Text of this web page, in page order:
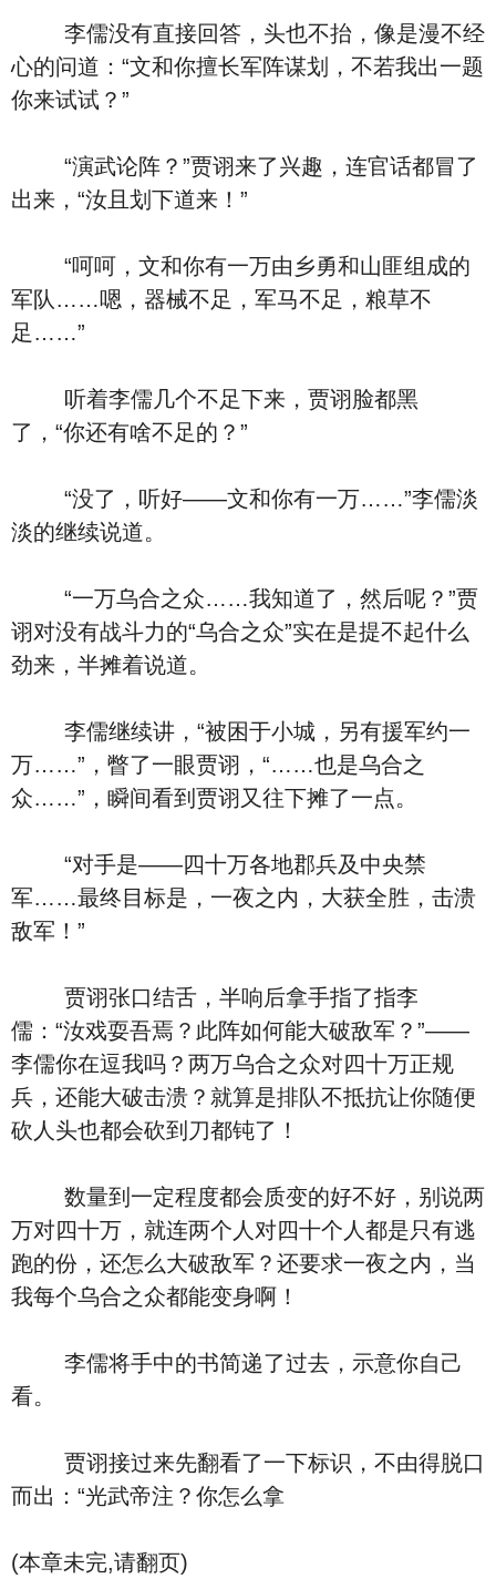
李儒没有直接回答，头也不抬，像是漫不经
心的问道：“文和你擅长军阵谋划，不若我出一题
你来试试？”
“演武论阵？”贾诩来了兴趣，连官话都冒了
出来，“汝且划下道来！”
“呵呵，文和你有一万由乡勇和山匪组成的
军队……嗯，器械不足，军马不足，粮草不
足……”
听着李儒几个不足下来，贾诩脸都黑
了，“你还有啥不足的？”
“没了，听好——文和你有一万……”李儒淡
淡的继续说道。
“一万乌合之众……我知道了，然后呢？”贾
诩对没有战斗力的“乌合之众”实在是提不起什么
劲来，半摊着说道。
李儒继续讲，“被困于小城，另有援军约一
万……”，瞥了一眼贾诩，“……也是乌合之
众……”，瞬间看到贾诩又往下摊了一点。
“对手是——四十万各地郡兵及中央禁
军……最终目标是，一夜之内，大获全胜，击溃
敌军！”
贾诩张口结舌，半响后拿手指了指李
儒：“汝戏耍吾焉？此阵如何能大破敌军？”——
李儒你在逗我吗？两万乌合之众对四十万正规
兵，还能大破击溃？就算是排队不抵抗让你随便
砍人头也都会砍到刀都钝了！
数量到一定程度都会质变的好不好，别说两
万对四十万，就连两个人对四十个人都是只有逃
跑的份，还怎么大破敌军？还要求一夜之内，当
我每个乌合之众都能变身啊！
李儒将手中的书简递了过去，示意你自己
看。
贾诩接过来先翻看了一下标识，不由得脱口
而出：“光武帝注？你怎么拿
(本章未完,请翻页)